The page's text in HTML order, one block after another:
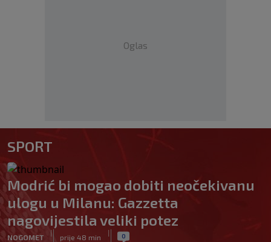
Oglas
SPORT
Modrić bi mogao dobiti neočekivanu
ulogu u Milanu: Gazzetta
nagovijestila veliki potez
NOGOMET
|
prije 48 min
| 0